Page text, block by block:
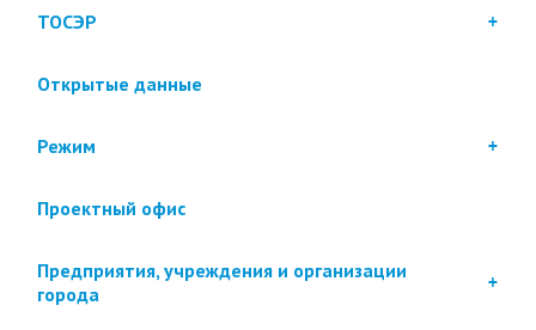
ТОСЭР
Открытые данные
Режим
Проектный офис
Предприятия, учреждения и организации
города